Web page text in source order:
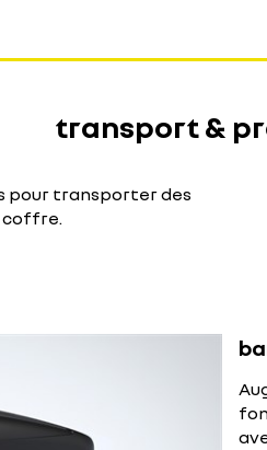
transport &
pour transporter des
coffre.